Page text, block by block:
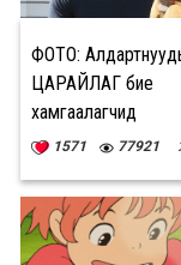
ФОТО:
ЦАРАЙЛАГ бие
хамгаалагчид
1571 77921